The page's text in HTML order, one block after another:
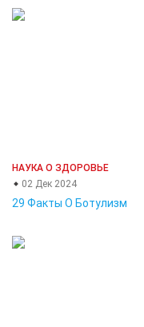
НАУКА О ЗДОРОВЬЕ
02 Дек 2024
29 Факты О Ботулизм